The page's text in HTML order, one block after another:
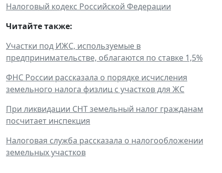
Налоговый кодекс Российской Федерации
Читайте также:
Участки под ИЖС, используемые в
предпринимательстве, облагаются по ставке 1,5%
ФНС России рассказала о порядке исчисления
земельного налога физлиц с участков для ЖС
При ликвидации СНТ земельный налог гражданам
посчитает инспекция
Налоговая служба рассказала о налогообложении
земельных участков